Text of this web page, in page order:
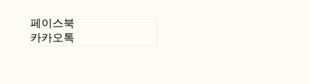
페이스북
카카오톡